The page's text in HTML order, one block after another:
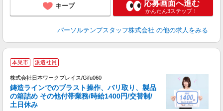
キープ 応募画面へ進む
かんたん3ステップ！
パーソルテンプスタッフ株式会社 の他の求人をみる
本巣市 派遣社員
株式会社日本ワークプレイス/Gifu060
鋳造ラインでのブラスト操作、バリ取り、製品
の箱詰め その他付帯業務/時給1400円/交替制/
土日休み